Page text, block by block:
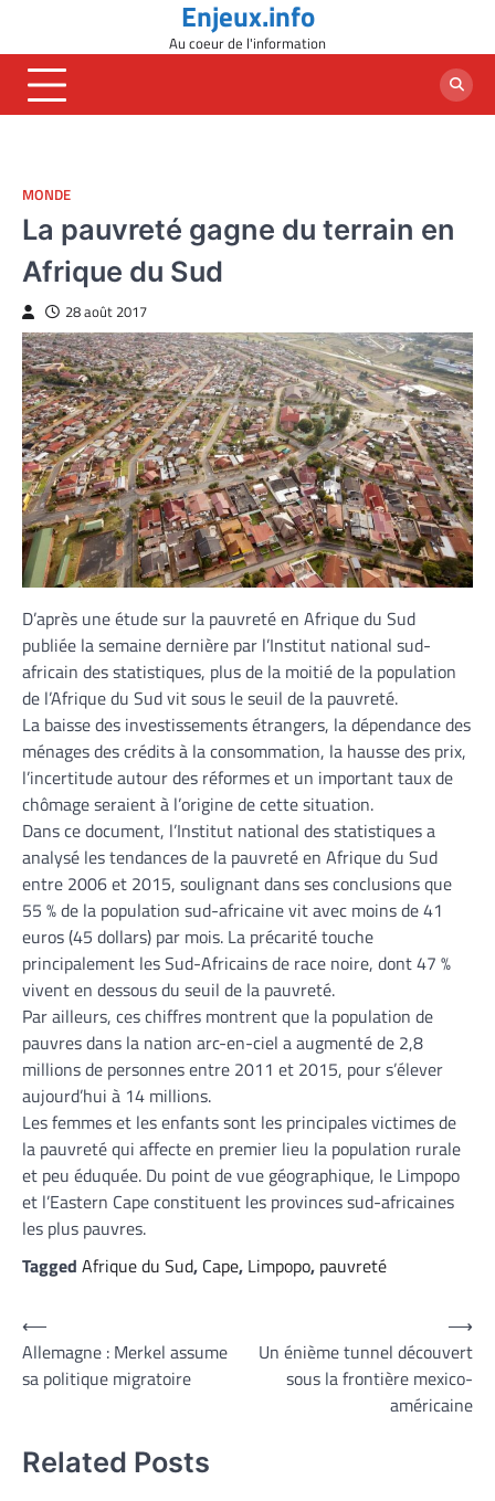
content
Enjeux.info
Au coeur de l'information
MONDE
La pauvreté gagne du terrain en
Afrique du Sud
28 août 2017
D’après une étude sur la pauvreté en Afrique du Sud
publiée la semaine dernière par l’Institut national sud-
africain des statistiques, plus de la moitié de la population
de l’Afrique du Sud vit sous le seuil de la pauvreté.
La baisse des investissements étrangers, la dépendance des
ménages des crédits à la consommation, la hausse des prix,
l’incertitude autour des réformes et un important taux de
chômage seraient à l’origine de cette situation.
Dans ce document, l’Institut national des statistiques a
analysé les tendances de la pauvreté en Afrique du Sud
entre 2006 et 2015, soulignant dans ses conclusions que
55 % de la population sud-africaine vit avec moins de 41
euros (45 dollars) par mois. La précarité touche
principalement les Sud-Africains de race noire, dont 47 %
vivent en dessous du seuil de la pauvreté.
Par ailleurs, ces chiffres montrent que la population de
pauvres dans la nation arc-en-ciel a augmenté de 2,8
millions de personnes entre 2011 et 2015, pour s’élever
aujourd’hui à 14 millions.
Les femmes et les enfants sont les principales victimes de
la pauvreté qui affecte en premier lieu la population rurale
et peu éduquée. Du point de vue géographique, le Limpopo
et l’Eastern Cape constituent les provinces sud-africaines
les plus pauvres.
Tagged Afrique du Sud, Cape, Limpopo, pauvreté
Navigation
de
l’article
⟵
Allemagne : Merkel assume
sa politique migratoire
Un énième tunnel découvert
sous la frontière mexico-
américaine
⟶
Related Posts